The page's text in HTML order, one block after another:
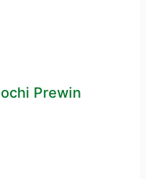
Prewin